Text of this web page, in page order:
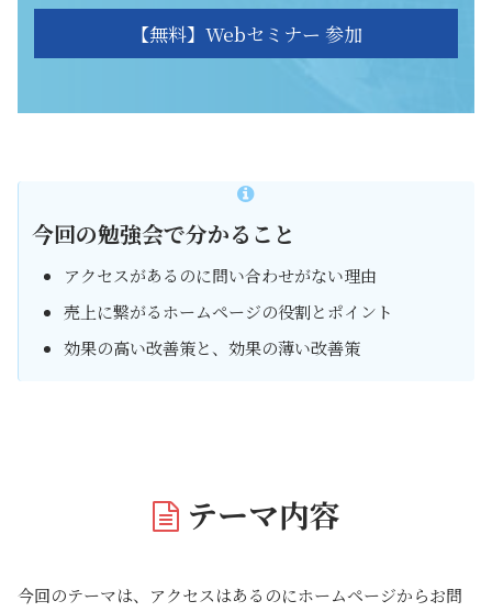
【無料】Webセミナー 参加
今回の勉強会で分かること
アクセスがあるのに問い合わせがない理由
売上に繋がるホームページの役割とポイント
効果の高い改善策と、効果の薄い改善策
テーマ内容
今回のテーマは、アクセスはあるのにホームページからお問